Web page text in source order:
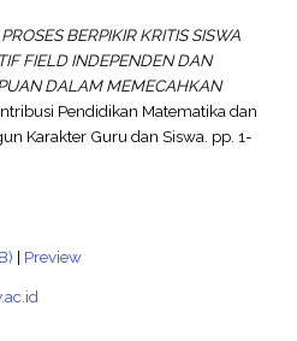
BERPIKIR KRITIS SISWA
FIELD INDEPENDEN DAN
DALAM MEMECAHKAN
Pendidikan Matematika dan
Karakter Guru dan Siswa. pp. 1-
| Preview